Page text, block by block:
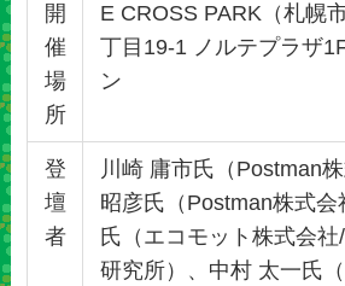
開
催
場
所
E CROSS PARK（札幌
丁目19-1 ノルテプラザ
ン
登
壇
者
川崎 庸市氏（Postman
昭彦氏（Postman株式
氏（エコモット株式会
研究所）、中村 太一氏